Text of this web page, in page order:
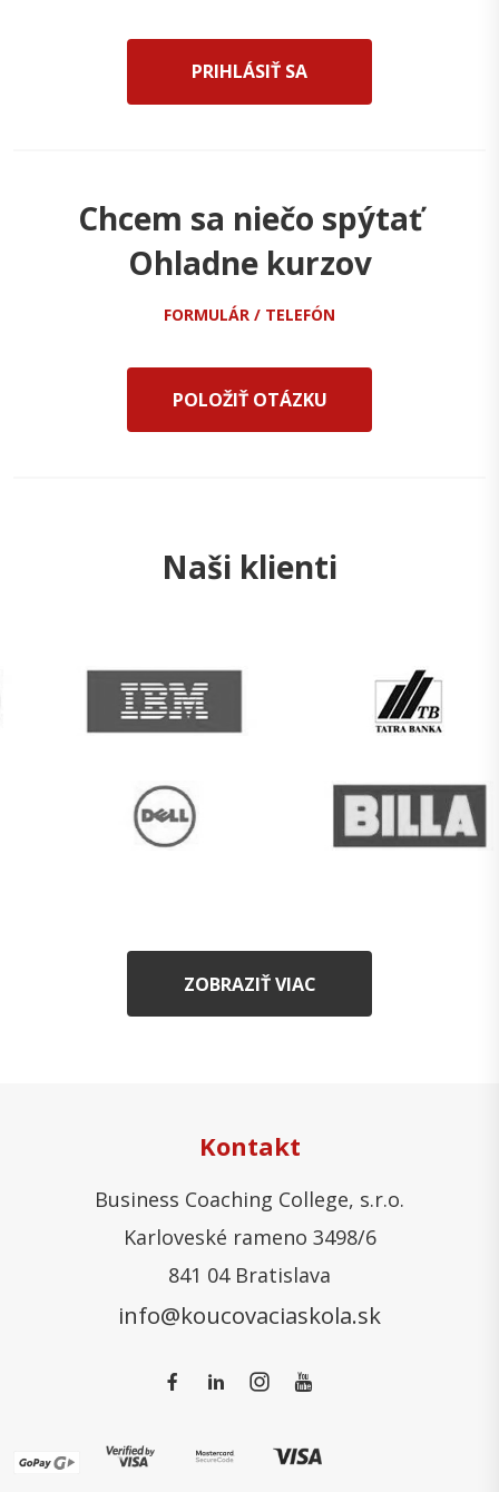
PRIHLÁSIŤ SA
Chcem sa niečo spýtať
Ohladne kurzov
FORMULÁR / TELEFÓN
POLOŽIŤ OTÁZKU
Naši klienti
ZOBRAZIŤ VIAC
Kontakt
Business Coaching College, s.r.o.
Karloveské rameno 3498/6
841 04 Bratislava
info@koucovaciaskola.sk